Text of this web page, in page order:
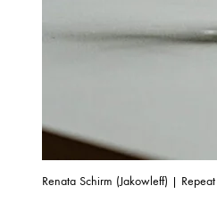
Renata Schirm (Jakowleff) |